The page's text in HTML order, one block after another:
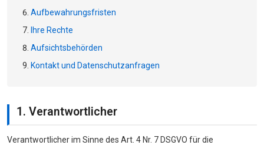
Aufbewahrungsfristen
Ihre Rechte
Aufsichtsbehörden
Kontakt und Datenschutzanfragen
1. Verantwortlicher
Verantwortlicher im Sinne des Art. 4 Nr. 7 DSGVO für die